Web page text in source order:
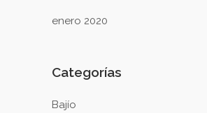
enero 2020
Categorías
Bajío